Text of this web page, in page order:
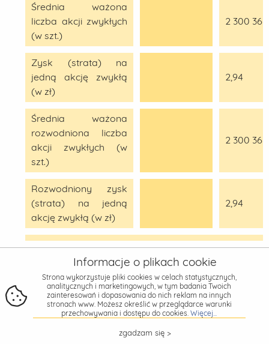
Średnia ważona
liczba akcji zwykłych
(w szt.)
2 300 366
Zysk (strata) na
jedną akcję zwykłą
(w zł)
2,94
Średnia ważona
rozwodniona liczba
akcji zwykłych (w
szt.)
2 300 366
Rozwodniony zysk
(strata) na jedną
akcję zwykłą (w zł)
2,94
Uwaga! W przypadku raportów za I kwartał roku
jedynie pierwszą kolumnę (dane za I kwartał
kolumnę (dane za I kwartał poprzedniego roku
ZESTAWIENIE ZMIAN W KAPITALE WŁASNYM
Informacje o plikach cookie
Strona wykorzystuje pliki cookies w celach statystycznych,
analitycznych i marketingowych, w tym badania Twoich
zainteresowań i dopasowania do nich reklam na innych
stronach www. Możesz określić w przeglądarce warunki
przechowywania i dostępu do cookies.Więcej...
zgadzam się >